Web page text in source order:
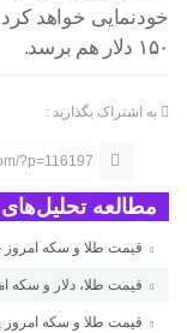
خودنمایی خواهد
۱۵۰ دلار هم برسد.
به اشتراک بگذارید :
?p=116197
مطالعه
قیمت طلا و سکه امروز جمعه ۱۶ مرداد/ کاهش قیمت ها+
قیمت طلا، دلار و سکه امروز پنجشنبه
قیمت طلا و سکه امروز پنجشنبه 15مرداد 1405/ افزایش